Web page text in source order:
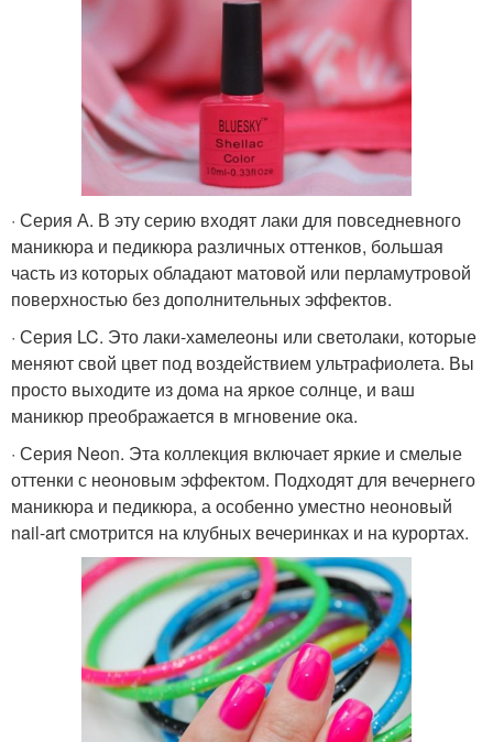
· Серия А. В эту серию входят лаки для повседневного
маникюра и педикюра различных оттенков, большая
часть из которых обладают матовой или перламутровой
поверхностью без дополнительных эффектов.
· Серия LC. Это лаки-хамелеоны или светолаки, которые
меняют свой цвет под воздействием ультрафиолета. Вы
просто выходите из дома на яркое солнце, и ваш
маникюр преображается в мгновение ока.
· Серия Neon. Эта коллекция включает яркие и смелые
оттенки с неоновым эффектом. Подходят для вечернего
маникюра и педикюра, а особенно уместно неоновый
nail-art смотрится на клубных вечеринках и на курортах.